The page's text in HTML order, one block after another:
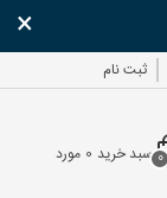
×
ثبت نام
0سبد خرید 0 مورد